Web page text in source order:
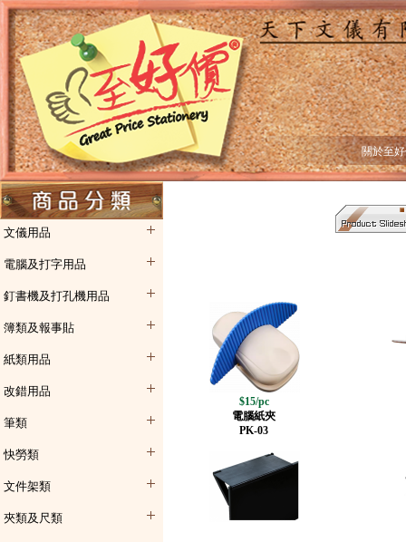
關於至
文儀用品
電腦及打字用品
釘書機及打孔機用品
簿類及報事貼
紙類用品
改錯用品
筆類
快勞類
文件架類
夾類及尺類
$15/pc
電腦紙夾
PK-03